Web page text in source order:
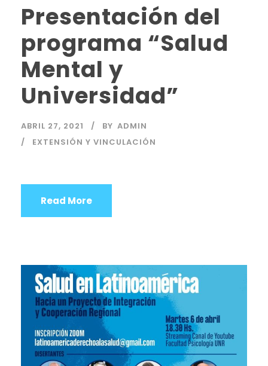
Presentación del
programa “Salud
Mental y
Universidad”
ABRIL 27, 2021 BY ADMIN
EXTENSIÓN Y VINCULACIÓN
Read More